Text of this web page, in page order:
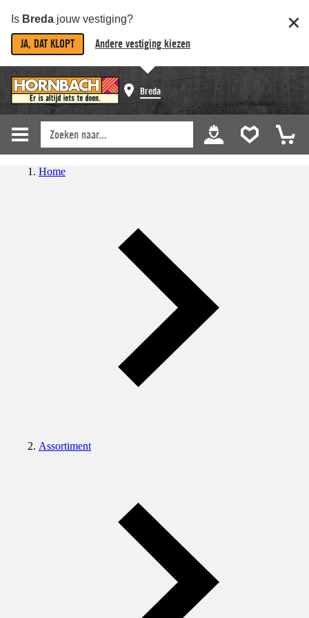
Is Breda jouw vestiging?
JA, DAT KLOPT Andere vestiging kiezen
Breda
Home
Assortiment